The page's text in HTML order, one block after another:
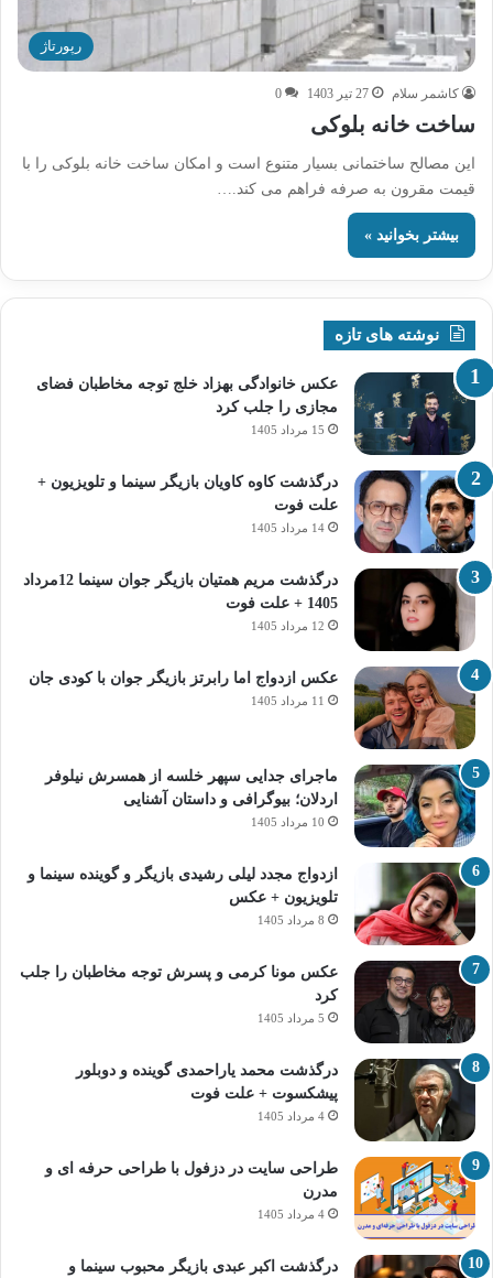
رپورتاژ
کاشمر سلام 27 تیر 1403 0
ساخت خانه بلوکی
این مصالح ساختمانی بسیار متنوع است و امکان ساخت خانه بلوکی را با
قیمت مقرون به صرفه فراهم می کند.…
بیشتر بخوانید »
نوشته های تازه
عکس خانوادگی بهزاد خلج توجه مخاطبان فضای
مجازی را جلب کرد
15 مرداد 1405
درگذشت کاوه کاویان بازیگر سینما و تلویزیون +
علت فوت
14 مرداد 1405
درگذشت مریم همتیان بازیگر جوان سینما 12مرداد
1405 + علت فوت
12 مرداد 1405
عکس ازدواج اما رابرتز بازیگر جوان با کودی جان
11 مرداد 1405
ماجرای جدایی سپهر خلسه از همسرش نیلوفر
اردلان؛ بیوگرافی و داستان آشنایی
10 مرداد 1405
ازدواج مجدد لیلی رشیدی بازیگر و گوینده سینما و
تلویزیون + عکس
8 مرداد 1405
عکس مونا کرمی و پسرش توجه مخاطبان را جلب
کرد
5 مرداد 1405
درگذشت محمد یاراحمدی گوینده و دوبلور
پیشکسوت + علت فوت
4 مرداد 1405
طراحی سایت در دزفول با طراحی حرفه‌ ای و
مدرن
4 مرداد 1405
درگذشت اکبر عبدی بازیگر محبوب سینما و